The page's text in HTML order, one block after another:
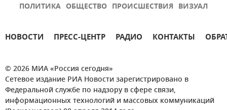
ПОЛИТИКА ОБЩЕСТВО ПРОИСШЕСТВИЯ ВИЗУАЛ
НОВОСТИ ПРЕСС-ЦЕНТР РАДИО КОНТАКТЫ
© 2026 МИА «Россия сегодня»
Сетевое издание РИА Новости зарегистрировано в
Федеральной службе по надзору в сфере связи,
информационных технологий и массовых коммуникаций